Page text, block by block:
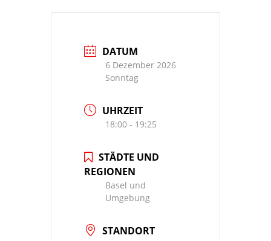
DATUM
6 Dezember 2026
Sonntag
UHRZEIT
18:00 - 19:25
STÄDTE UND
REGIONEN
Basel und
Umgebung
STANDORT